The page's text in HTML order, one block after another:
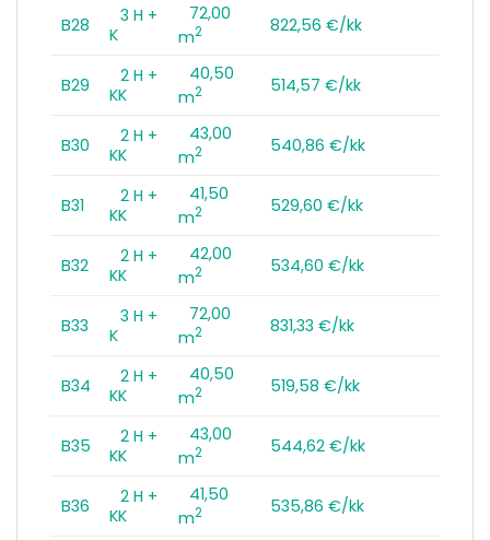
B28
3 H +
K
72,00
m2 822,56 €/kk
B29
2 H +
KK
40,50
m2 514,57 €/kk
B30
2 H +
KK
43,00
m2 540,86 €/kk
B31
2 H +
KK
41,50
m2 529,60 €/kk
B32
2 H +
KK
42,00
m2 534,60 €/kk
B33
3 H +
K
72,00
m2 831,33 €/kk
B34
2 H +
KK
40,50
m2 519,58 €/kk
B35
2 H +
KK
43,00
m2 544,62 €/kk
B36
2 H +
KK
41,50
m2 535,86 €/kk